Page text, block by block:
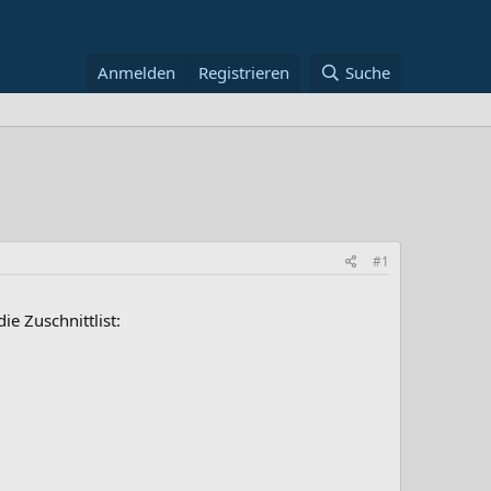
Anmelden Registrieren Suche
#1
Zuschnittlist: